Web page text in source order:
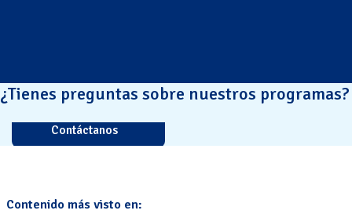
¿Tienes preguntas sobre nuestros programas?
Contáctanos
Contenido más visto en: